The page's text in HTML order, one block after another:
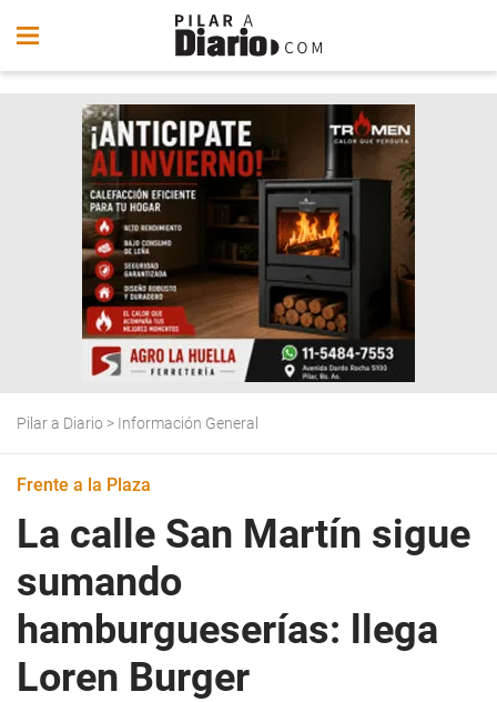
Pilar a Diario > Información General
Frente a la Plaza
La calle San Martín sigue
sumando
hamburgueserías: llega
Loren Burger